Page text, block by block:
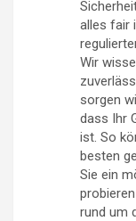
alles fair
Wir
sorgen
dass Ihr
ist. So
besten
Sie ein
rund um